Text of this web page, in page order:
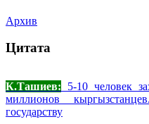
Архив
Цитата
К.Ташиев: 5-10 человек
миллионов
государству